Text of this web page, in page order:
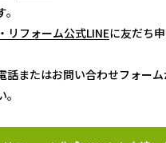
リフォーム公式LINE
リフォーム公式LINEに友だち
話またはお問い合わせフォー